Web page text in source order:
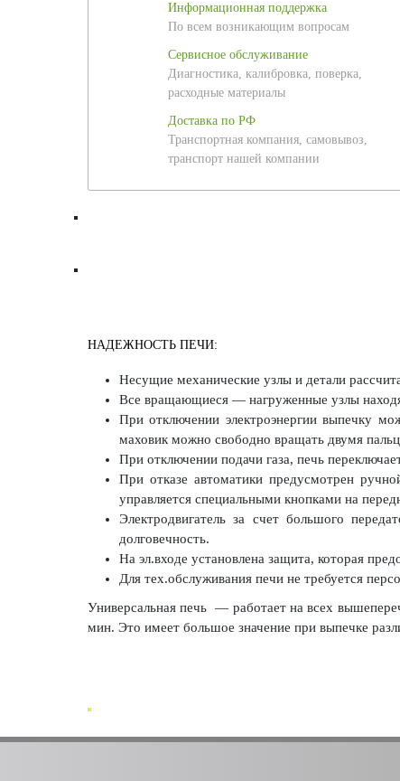
Информационная поддержка
По всем возникающим вопросам
Сервисное обслуживание
Диагностика, калибровка, поверка,
расходные материалы
Доставка по РФ
Транспортная компания, самовывоз,
транспорт нашей компании
НАДЕЖНОСТЬ ПЕЧИ:
Несущие механические узлы и детали
Все вращающиеся — нагруженные узлы
При отключении электроэнергии выпечку
маховик можно свободно вращать двумя
При отключении подачи газа, печь
При отказе автоматики предусмотрен
управляется специальными кнопками на
Электродвигатель за счет большого
долговечность.
На эл.входе установлена защита, которая
Для тех.обслуживания печи не требуется
Универсальная печь — работает на всех
мин. Это имеет большое значение при выпечке